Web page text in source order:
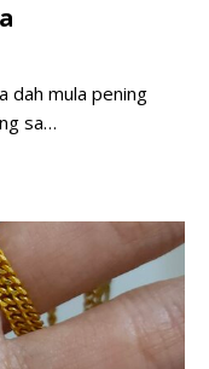
dah mula pening
sa…